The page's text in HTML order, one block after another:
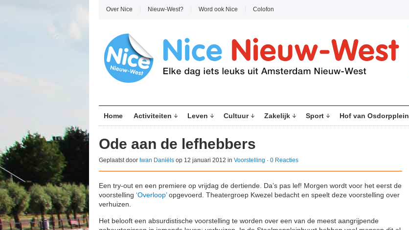
Over Nice Nieuw-West? Word ook Nice Colofon
Home Activiteiten Leven Cultuur Zakelijk Sport Hof van Osdorpplein
Ode aan de lefhebbers
Geplaatst door Iwan Daniëls op 12 januari 2012 in Voorstelling · 0 Reacties
Een try-out en een premiere op vrijdag de dertiende. Da’s pas lef! Morgen wordt voor het eerst de
voorstelling ‘Overloop’opgevoerd. Theatergroep Kwezel bedacht en speelt deze voorstelling over
verhuizen.
Het belooft een absurdistische voorstelling te worden over een van de meest aangrijpende